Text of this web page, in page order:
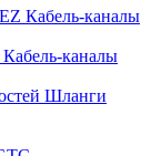
Кабель-каналы
Кабель-каналы
Шланги